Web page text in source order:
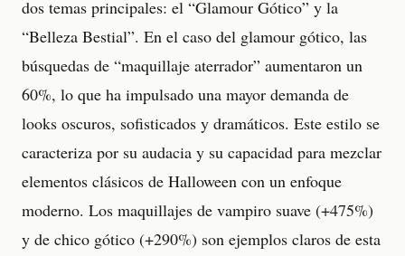
dos temas principales: el “Glamour Gótico” y la
“Belleza Bestial”. En el caso del glamour gótico, las
búsquedas de “maquillaje aterrador” aumentaron un
60%, lo que ha impulsado una mayor demanda de
looks oscuros, sofisticados y dramáticos. Este estilo se
caracteriza por su audacia y su capacidad para mezclar
elementos clásicos de Halloween con un enfoque
moderno. Los maquillajes de vampiro suave (+475%)
y de chico gótico (+290%) son ejemplos claros de esta